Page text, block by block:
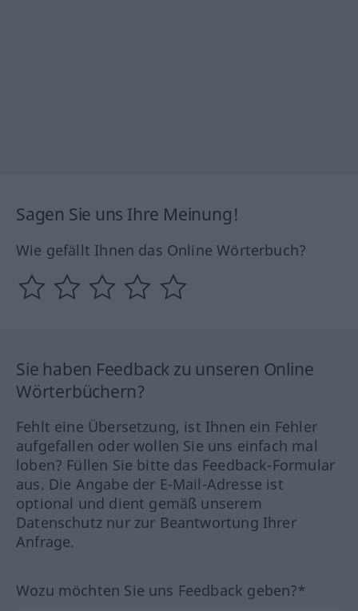
Sagen Sie uns Ihre Meinung!
Wie gefällt Ihnen das Online Wörterbuch?
Sie haben Feedback zu unseren Online
Wörterbüchern?
Fehlt eine Übersetzung, ist Ihnen ein Fehler
aufgefallen oder wollen Sie uns einfach mal
loben? Füllen Sie bitte das Feedback-Formular
aus. Die Angabe der E-Mail-Adresse ist
optional und dient gemäß unserem
Datenschutz nur zur Beantwortung Ihrer
Anfrage.
Wozu möchten Sie uns Feedback geben?*